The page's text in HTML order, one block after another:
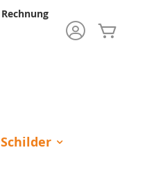
Rechnung
Schilder